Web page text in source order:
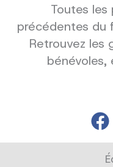
Toutes
précédentes du
Retrouvez les
bénévoles,